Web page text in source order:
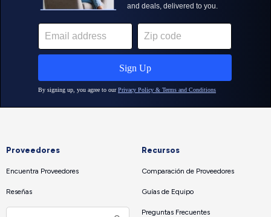
Proveedores
Encuentra Proveedores
Reseñas
Recursos
Comparación de Proveedores
Guías de Equipo
Preguntas Frecuentes